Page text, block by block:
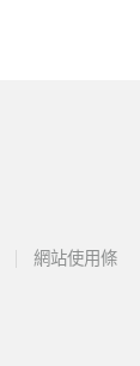
網站使用條